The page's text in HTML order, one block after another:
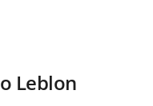
Leblon